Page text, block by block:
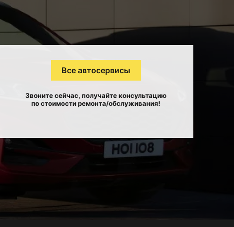
Все автосервисы
Звоните сейчас, получайте консультацию
по стоимости ремонта/обслуживания!